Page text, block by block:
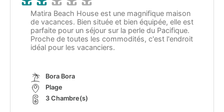
Matira Beach House est une magnifique maison
de vacances. Bien située et bien équipée, elle est
parfaite pour un séjour sur la perle du Pacifique.
Proche de toutes les commodités, c'est l'endroit
idéal pour les vacanciers.
Bora Bora
Plage
3 Chambre(s)